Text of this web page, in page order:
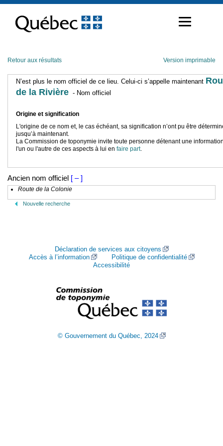
contenu
Retour aux résultats Version imprimable
N’est plus le nom officiel de ce lieu. Celui-ci s’appelle maintenant
de la Rivière - Nom officiel
Origine et signification
L'origine de ce nom et, le cas échéant, sa signification n’ont pu être
jusqu’à maintenant.
La Commission de toponymie invite toute personne détenant une
l'un ou l'autre de ces aspects à lui en faire part.
Ancien nom officiel [ – ]
Route de la Colonie
Nouvelle recherche
Déclaration de services aux citoyens
Accès à l’information
Politique de confidentialité
Accessibilité
© Gouvernement du Québec, 2024